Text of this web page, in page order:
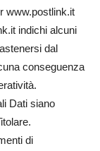
www.postlink.it
indichi alcuni
dal
conseguenza
Dati siano
di